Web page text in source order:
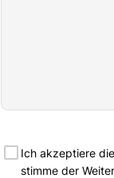
Ich akzeptiere
stimme der